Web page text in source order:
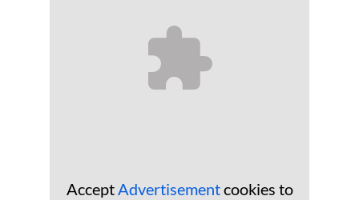
AcceptAdvertisementcookies to